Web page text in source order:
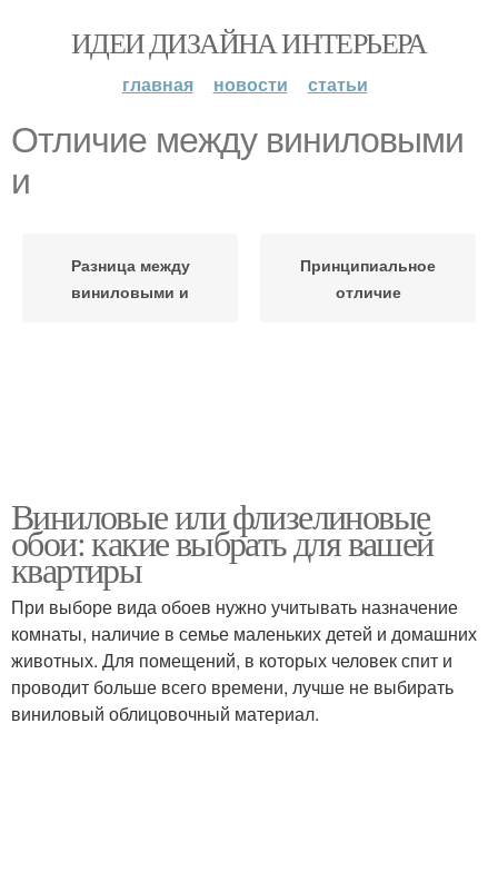
ИДЕИ ДИЗАЙНА ИНТЕРЬЕРА
главная новости статьи
Отличие между виниловыми
и
Разница между
виниловыми и
Принципиальное
отличие
Виниловые или флизелиновые
обои: какие выбрать для вашей
квартиры
При выборе вида обоев нужно учитывать назначение
комнаты, наличие в семье маленьких детей и домашних
животных. Для помещений, в которых человек спит и
проводит больше всего времени, лучше не выбирать
виниловый облицовочный материал.